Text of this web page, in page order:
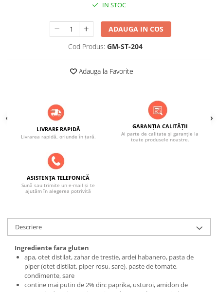
Coșuri de fum din otel
Irigații pentru grădină
Unelte electrice
Unelte pentru grădinărit
STICLĂ TERMOREZISTENTĂ
TIMP LIBER IN NATURA
TRUSE SI ACCESORII PROFESIONALE
DE CURATARE HORN
ȘEMINEE ȘI ÎNCĂLZITOARE DE
TERASĂ
IN STOC
ADAUGA IN COS
Cod Produs: GM-ST-204
Adauga la Favorite
LIVRARE RAPIDĂ
Livrarea rapidă, oriunde în țară.
GARANȚIA CALITĂȚII
Ai parte de calitate și garanție la
toate produsele noastre.
ASISTENȚA TELEFONICĂ
Sună sau trimite un e-mail și te
ajutăm în alegerea potrivită
Descriere
Ingrediente fara gluten
apa, otet distilat, zahar de trestie, ardei habanero, pasta de
piper (otet distilat, piper rosu, sare), paste de tomate,
condimente, sare
contine mai putin de 2% din: paprika, usturoi, amidon de